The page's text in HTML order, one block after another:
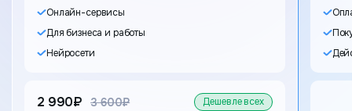
Онлайн-сервисы
Для бизнеса и работы
Нейросети
2 990₽ старая цена
3 600₽ Дешевле всех